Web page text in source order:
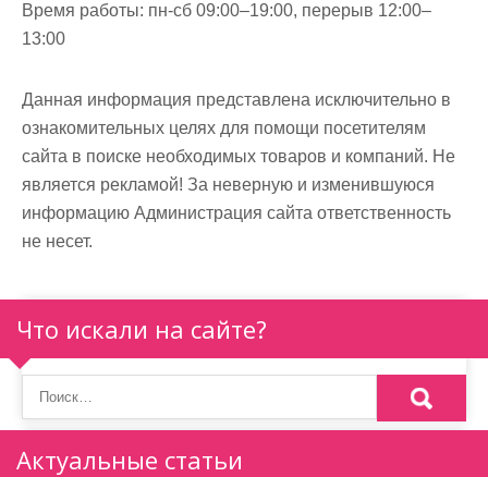
Время работы: пн-сб 09:00–19:00, перерыв 12:00–
13:00
Данная информация представлена исключительно в
ознакомительных целях для помощи посетителям
сайта в поиске необходимых товаров и компаний. Не
является рекламой! За неверную и изменившуюся
информацию Администрация сайта ответственность
не несет.
Что искали на сайте?
Актуальные статьи